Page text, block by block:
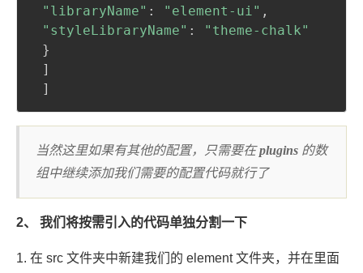
"libraryName" : "element-ui" ,
"styleLibraryName" :
"theme-chalk"
}
]
]
当然这里如果有其他的配置，只需要在plugins 的数
组中继续添加我们需要的配置代码就行了
2、 我们将按需引入的代码单独分割一下
1. 在 src 文件夹中新建我们的 element 文件夹，并在里面